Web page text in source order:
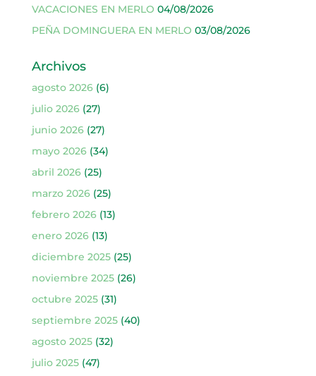
VACACIONES EN MERLO 04/08/2026
PEÑA DOMINGUERA EN MERLO 03/08/2026
Archivos
agosto 2026(6)
julio 2026(27)
junio 2026(27)
mayo 2026(34)
abril 2026(25)
marzo 2026(25)
febrero 2026(13)
enero 2026(13)
diciembre 2025(25)
noviembre 2025(26)
octubre 2025(31)
septiembre 2025(40)
agosto 2025(32)
julio 2025(47)